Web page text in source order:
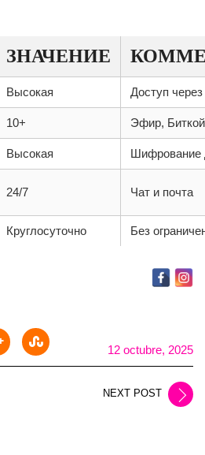
ЗНАЧЕНИЕ
Высокая Доступ через
10+ Эфир,
Высокая Шифрование
24/7 Чат и почта
Круглосуточно Без
12 octubre, 2025
NEXT POST